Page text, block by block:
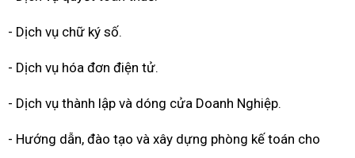
- Dịch vụ chữ ký số.
- Dịch vụ hóa đơn điện tử.
- Dịch vụ thành lập và dóng cửa Doanh Nghiệp.
- Hướng dẫn, đào tạo và xây dựng phòng kế toán cho